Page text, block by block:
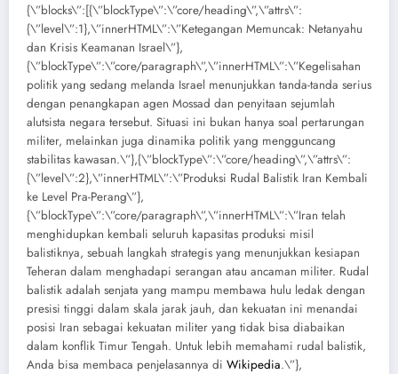
{\”blocks\”:[{\”blockType\”:\”core/heading\”,\”attrs\”:
{\”level\”:1},\”innerHTML\”:\”Ketegangan Memuncak: Netanyahu
dan Krisis Keamanan Israel\”},
{\”blockType\”:\”core/paragraph\”,\”innerHTML\”:\”Kegelisahan
politik yang sedang melanda Israel menunjukkan tanda-tanda serius
dengan penangkapan agen Mossad dan penyitaan sejumlah
alutsista negara tersebut. Situasi ini bukan hanya soal pertarungan
militer, melainkan juga dinamika politik yang mengguncang
stabilitas kawasan.\”},{\”blockType\”:\”core/heading\”,\”attrs\”:
{\”level\”:2},\”innerHTML\”:\”Produksi Rudal Balistik Iran Kembali
ke Level Pra-Perang\”},
{\”blockType\”:\”core/paragraph\”,\”innerHTML\”:\”Iran telah
menghidupkan kembali seluruh kapasitas produksi misil
balistiknya, sebuah langkah strategis yang menunjukkan kesiapan
Teheran dalam menghadapi serangan atau ancaman militer. Rudal
balistik adalah senjata yang mampu membawa hulu ledak dengan
presisi tinggi dalam skala jarak jauh, dan kekuatan ini menandai
posisi Iran sebagai kekuatan militer yang tidak bisa diabaikan
dalam konflik Timur Tengah. Untuk lebih memahami rudal balistik,
Anda bisa membaca penjelasannya di Wikipedia.\”},